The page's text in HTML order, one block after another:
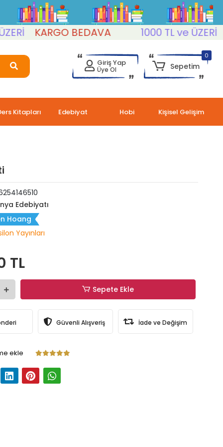
KARGO BEDAVA 1000 TL ve ÜZERİ
Giriş Yap
Üye Ol
0
Sepetim
Kitapları Edebiyat Hobi Kişisel Gelişim
Edebiyatı
Hoang
Yayınları
TL
Sepete Ekle
Güvenli Alışveriş İade ve Değişim
ekle